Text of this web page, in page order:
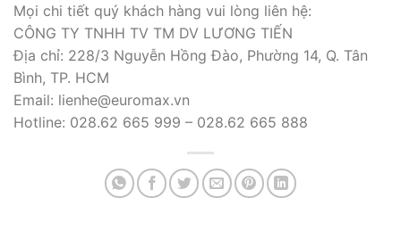
Mọi chi tiết quý khách hàng vui lòng liên hệ:
CÔNG TY TNHH TV TM DV LƯƠNG TIẾN
Địa chỉ: 228/3 Nguyễn Hồng Đào, Phường 14, Q. Tân
Bình, TP. HCM
Email: lienhe@euromax.vn
Hotline: 028.62 665 999 – 028.62 665 888